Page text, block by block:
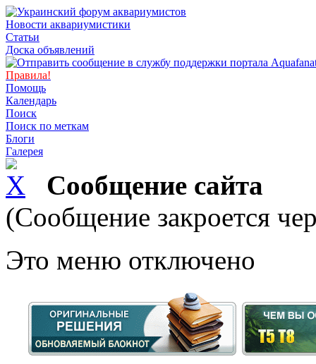
Новости аквариумистики
Статьи
Доска объявлений
Правила!
Помощь
Календарь
Поиск
Поиск по меткам
Блоги
Галерея
Сообщение сайта
(Сообщение закроется
Это меню отключено